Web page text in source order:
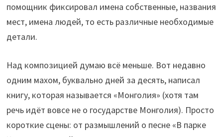
помощник фиксировал имена собственные, названия
мест, имена людей, то есть различные необходимые
детали.
Над композицией думаю всё меньше. Вот недавно
одним махом, буквально дней за десять, написал
книгу, которая называется «Монголия» (хотя там
речь идёт вовсе не о государстве Монголия). Просто
короткие сцены: от размышлений о песне «В парке